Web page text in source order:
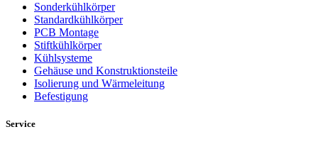
Sonderkühlkörper
Standardkühlkörper
PCB Montage
Stiftkühlkörper
Kühlsysteme
Gehäuse und Konstruktionsteile
Isolierung und Wärmeleitung
Befestigung
Service